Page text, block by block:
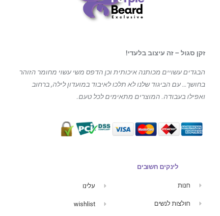
זקן סגול – זה עיצוב בלעדי!
הבגדים עשויים מכותנה איכותית וכן הדפס משי עשוי מחומר הזוהר
בחושך… עם הביגודשלנו לא תלכו לאיבוד במועדון לילה, ברחוב
ואפילו בעבודה. המוצרים מתאימים לכל טעם.
לינקים חשובים
חנות
חולצות לנשים
עלינו
wishlist